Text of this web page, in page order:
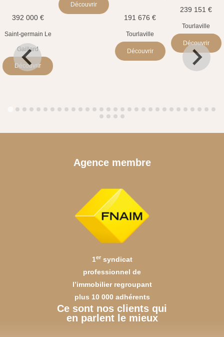
392 000 €
Saint-germain Le
Gaillard
Découvrir
Découvrir
191 676 €
Tourlaville
Découvrir
239 151 €
Tourlaville
Découvrir
Agence membre
1ersyndicat
professionnel de
l’immobilier regroupant
plus 10 000 adhérents
Ce sont nos clients qui
en parlent le mieux